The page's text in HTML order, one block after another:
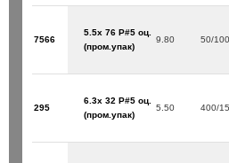
7566
5.5х 76 P#5 оц.
(пром.упак)
9.80 50/
295
6.3х 32 P#5 оц.
(пром.упак)
5.50 400/